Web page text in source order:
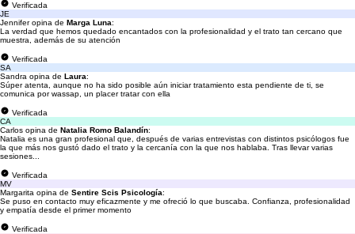
Verificada
JE
Jennifer opina de Marga Luna:
La verdad que hemos quedado encantados con la profesionalidad y el trato tan cercano que
muestra, además de su atención
Verificada
SA
Sandra opina de Laura:
Súper atenta, aunque no ha sido posible aún iniciar tratamiento esta pendiente de ti, se
comunica por wassap, un placer tratar con ella
Verificada
CA
Carlos opina de Natalia Romo Balandín:
Natalia es una gran profesional que, después de varias entrevistas con distintos psicólogos fue
la que más nos gustó dado el trato y la cercanía con la que nos hablaba. Tras llevar varias
sesiones...
Verificada
MV
Margarita opina de Sentire Scis Psicología:
Se puso en contacto muy eficazmente y me ofreció lo que buscaba. Confianza, profesionalidad
y empatía desde el primer momento
Verificada